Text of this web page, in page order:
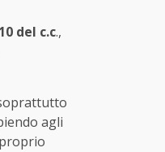
del c.c.,
agli